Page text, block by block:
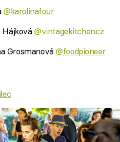
@karolinafour
Hájková@vintagekitchen.cz
Grosmanová@foodpioneer